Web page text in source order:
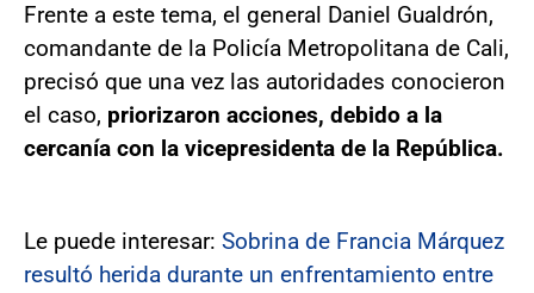
Frente a este tema, el general Daniel Gualdrón,
comandante de la Policía Metropolitana de Cali,
precisó que una vez las autoridades conocieron
el caso, priorizaron acciones, debido a la
cercanía con la vicepresidenta de la República.
Le puede interesar: Sobrina de Francia Márquez
resultó herida durante un enfrentamiento entre